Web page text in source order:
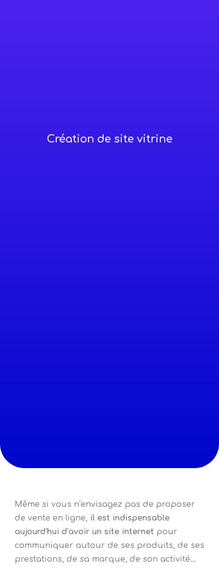
Création de site vitrine
Même si vous n’envisagez pas de proposer
de vente en ligne, il est indispensable
aujourd’hui d’avoir un site internet pour
communiquer autour de ses produits, de ses
prestations, de sa marque, de son activité…